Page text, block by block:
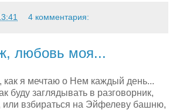
4 комментария:
любовь моя...
как я мечтаю о Нем каждый день...
буду заглядывать в разговорник,
или взбираться на Эйфелеву башню,